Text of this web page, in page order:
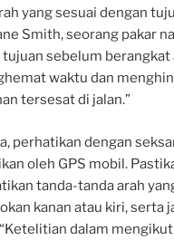
yang sesuai dengan
Smith, seorang pakar
sebelum berangkat
waktu dan
tersesat di jalan.”
perhatikan dengan
oleh GPS mobil.
tanda-tanda arah
kanan atau kiri, serta
dalam